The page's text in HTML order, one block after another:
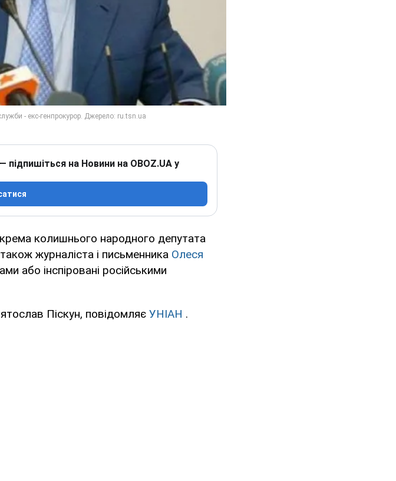
підпишіться на Новини на OBOZ.UA у
колишнього народного депутата
журналіста і письменника Олеся
або інспіровані російськими
Піскун, повідомляє УНІАН .